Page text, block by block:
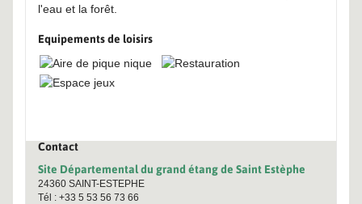
l'eau et la forêt.
Equipements de loisirs
Contact
Site Départemental du grand étang de Saint Estèphe
24360 SAINT-ESTEPHE
Tél : +33 5 53 56 73 66